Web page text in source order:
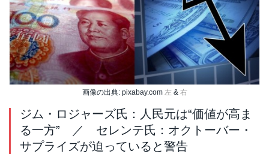
画像の出典: pixabay.com 左 & 右
ジム・ロジャーズ氏：人民元は“価値が高ま
る一方” ／ セレンテ氏：オクトーバー・
サプライズが迫っていると警告